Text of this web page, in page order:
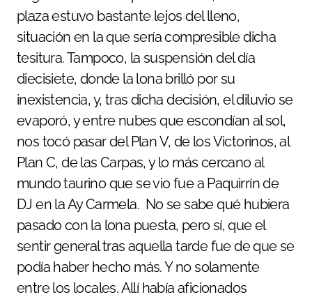
plaza estuvo bastante lejos del lleno,
situación en la que sería compresible dicha
tesitura. Tampoco, la suspensión del día
diecisiete, donde la lona brilló por su
inexistencia, y, tras dicha decisión, el diluvio se
evaporó, y entre nubes que escondían al sol,
nos tocó pasar del Plan V, de los Victorinos, al
Plan C, de las Carpas, y lo más cercano al
mundo taurino que se vio fue a Paquirrín de
DJ en la Ay Carmela. No se sabe qué hubiera
pasado con la lona puesta, pero sí, que el
sentir general tras aquella tarde fue de que se
podía haber hecho más. Y no solamente
entre los locales. Allí había aficionados